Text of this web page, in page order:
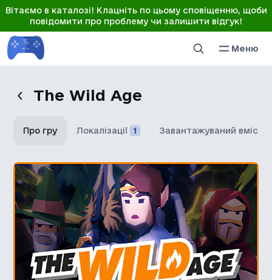
Вітаємо в каталозі! Клацніть по цьому сповіщенню, щоби
повідомити про проблему чи залишити відгук!
Меню
The Wild Age
Про гру Локалізації 1 Завантажуваний вміст